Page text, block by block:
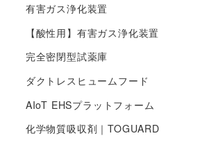
有害ガス浄化装置
【酸性用】有害ガス浄化装置
完全密閉型試薬庫
ダクトレスヒュームフード
AIoT EHSプラットフォーム
化学物質吸収剤｜TOGUARD